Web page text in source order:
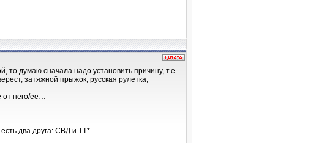
то думаю сначала надо установить причину, т.е.
затяжной прыжок, русская рулетка,
от него/ее…
два друга: СВД и ТТ*